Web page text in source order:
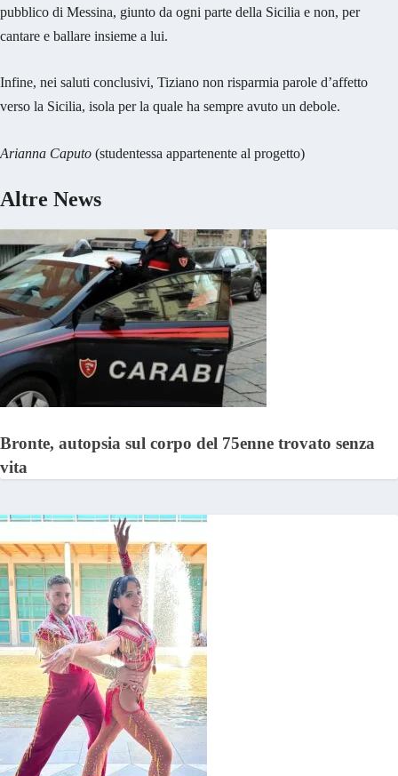
pubblico di Messina, giunto da ogni parte della Sicilia e non, per
cantare e ballare insieme a lui.
Infine, nei saluti conclusivi, Tiziano non risparmia parole d’affetto
verso la Sicilia, isola per la quale ha sempre avuto un debole.
Arianna Caputo (studentessa appartenente al progetto)
Altre News
Bronte, autopsia sul corpo del 75enne trovato senza
vita